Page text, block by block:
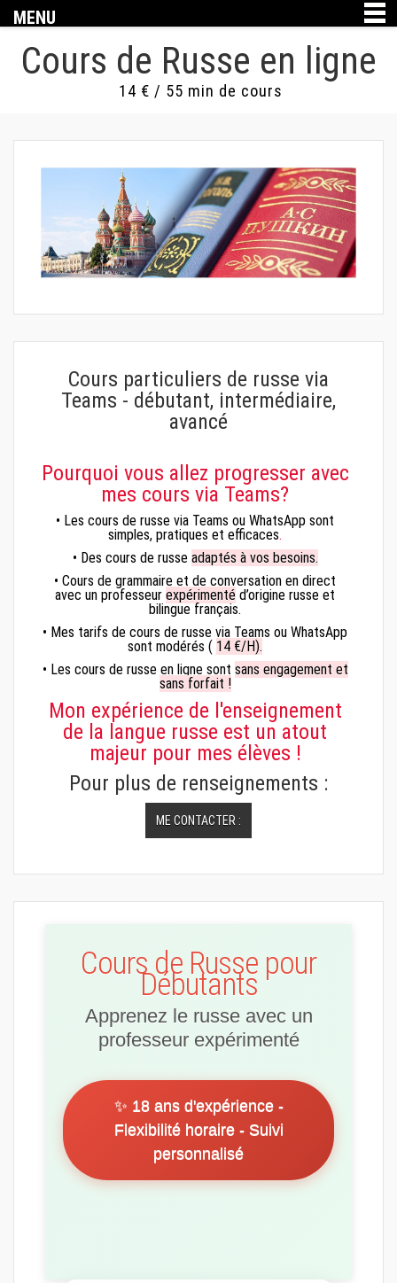
MENU
Cours de Russe en ligne
14 € / 55 min de cours
Cours particuliers de russe via
Teams - débutant, intermédiaire,
avancé
Pourquoi vous allez progresser avec
mes cours via Teams?
• Les cours de russe via Teams ou WhatsApp sont
simples, pratiques et efficaces.
• Des cours de russe adaptés à vos besoins.
• Cours de grammaire et de conversation en direct
avec un professeur expérimenté d’origine russe et
bilingue français.
• Mes tarifs de cours de russe via Teams ou WhatsApp
sont modérés ( 14 €/H).
• Les cours de russe en ligne sont sans engagement et
sans forfait !
Mon expérience de l'enseignement
de la langue russe est un atout
majeur pour mes élèves !
Pour plus de renseignements :
ME CONTACTER :
Cours de Russe pour
Débutants
Apprenez le russe avec un
professeur expérimenté
✨ 18 ans d'expérience -
Flexibilité horaire - Suivi
personnalisé